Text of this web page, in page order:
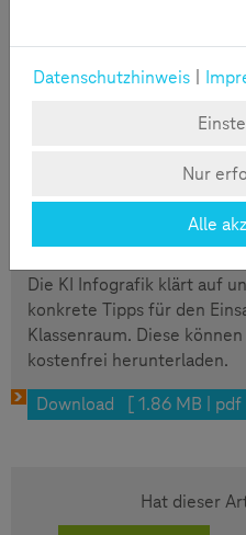
Für die gesunde Integration
Einsatzszenarien. Wir laden
Potenziale zu engagieren.
Grafik: "KI in der
Die KI Infografik klärt auf
konkrete Tipps für den
Klassenraum. Diese
kostenfrei herunterladen.
Download [ 1.86 MB | pdf
Hat dieser
Datenschutzhinweis
Nur
Alle